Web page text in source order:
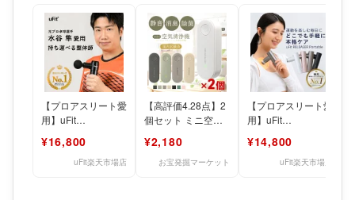
【プロアスリート愛
用】uFit
膜リリースガン ミ
¥16,800
uFit楽天市場店
【高評価4.28点】2
個セット ミニ空気
脱臭機 ペット 小型
¥2,180
お宝発掘マーケット
【プロアスリート愛
用】uFit
Portable 筋膜リリ
¥14,800
uFit楽天市場店